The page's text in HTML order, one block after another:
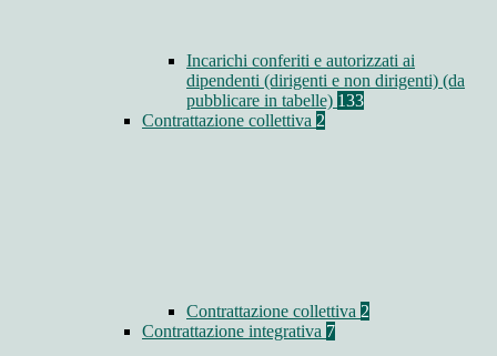
Incarichi conferiti e autorizzati ai
dipendenti (dirigenti e non dirigenti) (da
pubblicare in tabelle) 133
Contrattazione collettiva 2
Contrattazione collettiva 2
Contrattazione integrativa 7